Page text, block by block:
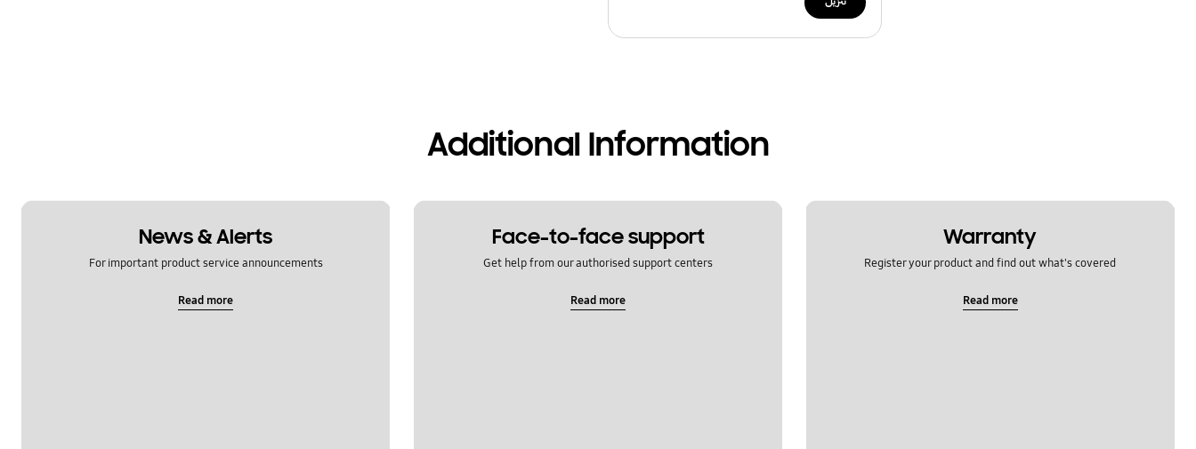
Additional Information
Warranty
Register your product and find out what's covered
Read more
Face-to-face support
Get help from our authorised support centers
Read more
News & Alerts
For important product service announcements
Read more